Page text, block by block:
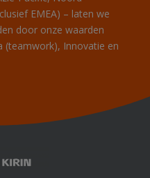
EMEA) – laten we
door onze waarden
(teamwork), Innovatie en